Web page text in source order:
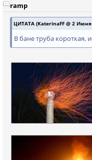
ramp
ЦИТАТА (KaterinaFF @ 2 Июня
В бане труба короткая,